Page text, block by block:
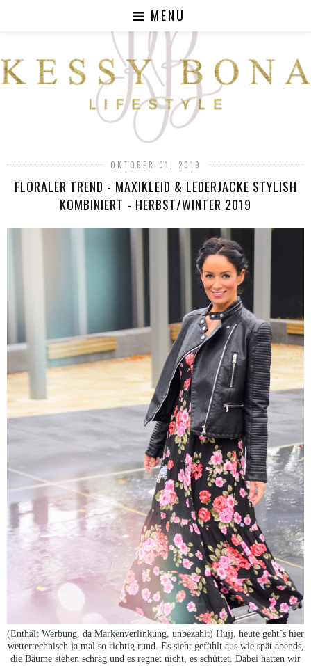
MENU
OKTOBER 01, 2019
FLORALER TREND - MAXIKLEID & LEDERJACKE STYLISH
KOMBINIERT - HERBST/WINTER 2019
(Enthält Werbung, da Markenverlinkung, unbezahlt) Hujj, heute geht´s hier
wettertechnisch ja mal so richtig rund. Es sieht gefühlt aus wie spät abends,
die Bäume stehen schräg und es regnet nicht, es schüttet. Dabei hatten wir